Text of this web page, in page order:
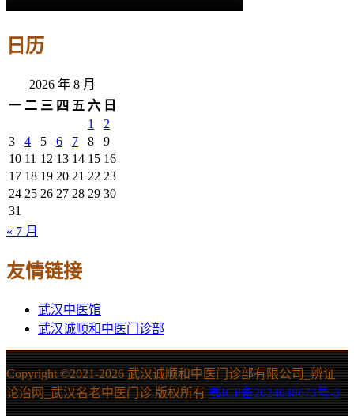
日历
2026 年 8 月
一 二 三 四 五 六 日
1
2
3
4 5 6 7 8
9
10 11 12 13 14 15 16
17 18 19 20 21 22 23
24 25 26 27 28 29 30
31
« 7 月
友情链接
武汉中医馆
武汉诚顺和中医门诊部
Copyright ©2021-2026 武汉诚顺和中医门诊部有限公司_辨证
论治网_武汉名老中医门诊 版权所有 鄂ICP备2024048673号-3